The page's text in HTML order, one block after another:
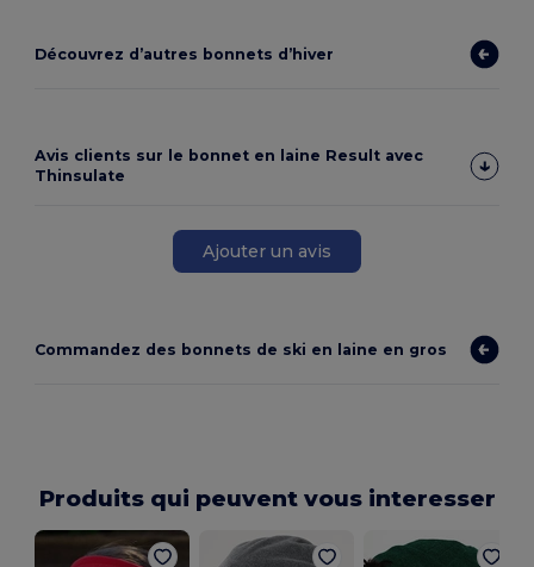
Découvrez d’autres bonnets d’hiver
Avis clients sur le bonnet en laine Result avec
Thinsulate
Ajouter un avis
Commandez des bonnets de ski en laine en gros
Produits qui peuvent vous interesser